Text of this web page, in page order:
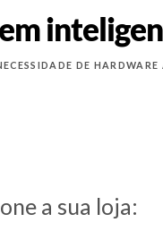
DE HARDWARE
a sua loja: